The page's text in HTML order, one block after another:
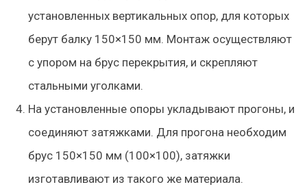
установленных вертикальных опор, для которых
берут балку 150×150 мм. Монтаж осуществляют
с упором на брус перекрытия, и скрепляют
стальными уголками.
На установленные опоры укладывают прогоны, и
соединяют затяжками. Для прогона необходим
брус 150×150 мм (100×100), затяжки
изготавливают из такого же материала.